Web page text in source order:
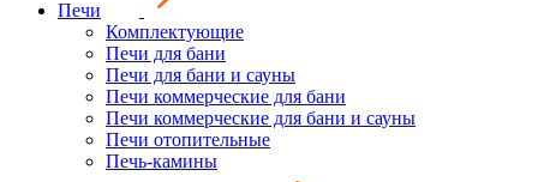
Печи
Комплектующие
Печи для бани
Печи для бани и сауны
Печи коммерческие для бани
Печи коммерческие для бани и сауны
Печи отопительные
Печь-камины